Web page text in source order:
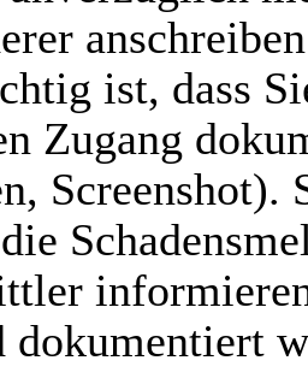
ist, dass
Zugang
Screenshot).
dokumentiert